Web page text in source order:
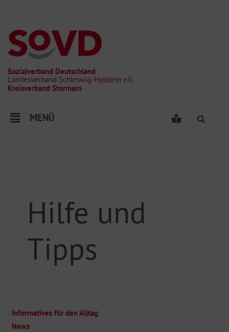
Sozialverband Deutschland
Landesverband Schleswig-Holstein e.V.
Kreisverband Stormarn
MenüMENÜ
Hilfe und
Tipps
Informatives für den Alltag
News
für
den